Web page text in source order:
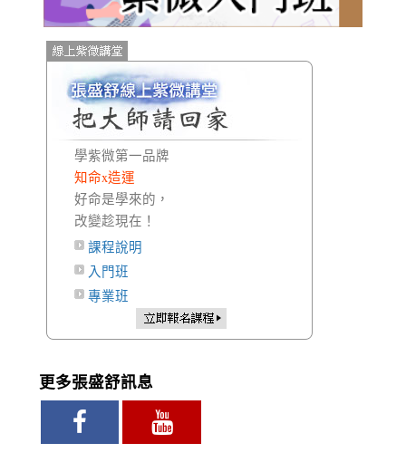
學紫微第一品牌
知命x造運
好命是學來的，
改變趁現在！
課程說明
入門班
專業班
更多張盛舒訊息